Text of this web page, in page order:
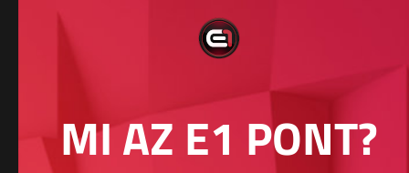
MI AZ E1 PONT?